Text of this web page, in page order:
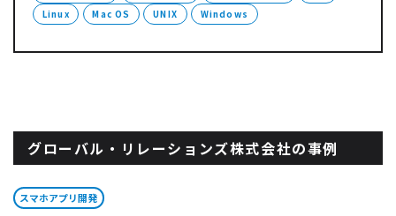
Linux
Mac OS UNIX Windows
グローバル・リレーションズ株式会社の事例
スマホアプリ開発